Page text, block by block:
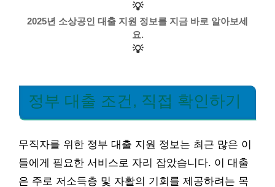
💡
2025년 소상공인 대출 지원 정보를 지금 바로 알아보세
요.
💡
정부 대출 조건, 직접 확인하기
무직자를 위한 정부 대출 지원 정보는 최근 많은 이
들에게 필요한 서비스로 자리 잡았습니다. 이 대출
은 주로 저소득층 및 자활의 기회를 제공하려는 목